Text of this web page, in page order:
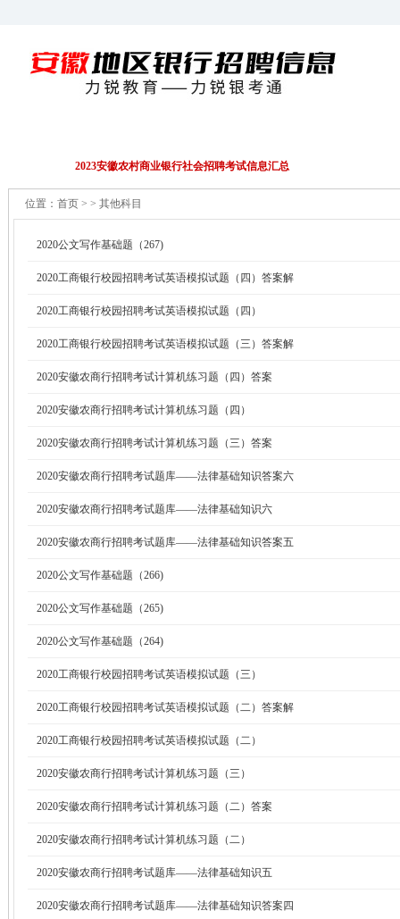
2023安徽农村商业银行社会招聘考试信息汇总
位置： 首页 > > 其他科目
2020公文写作基础题（267)
2020工商银行校园招聘考试英语模拟试题（四）答案解
2020工商银行校园招聘考试英语模拟试题（四）
2020工商银行校园招聘考试英语模拟试题（三）答案解
2020安徽农商行招聘考试计算机练习题（四）答案
2020安徽农商行招聘考试计算机练习题（四）
2020安徽农商行招聘考试计算机练习题（三）答案
2020安徽农商行招聘考试题库——法律基础知识答案六
2020安徽农商行招聘考试题库——法律基础知识六
2020安徽农商行招聘考试题库——法律基础知识答案五
2020公文写作基础题（266)
2020公文写作基础题（265)
2020公文写作基础题（264)
2020工商银行校园招聘考试英语模拟试题（三）
2020工商银行校园招聘考试英语模拟试题（二）答案解
2020工商银行校园招聘考试英语模拟试题（二）
2020安徽农商行招聘考试计算机练习题（三）
2020安徽农商行招聘考试计算机练习题（二）答案
2020安徽农商行招聘考试计算机练习题（二）
2020安徽农商行招聘考试题库——法律基础知识五
2020安徽农商行招聘考试题库——法律基础知识答案四